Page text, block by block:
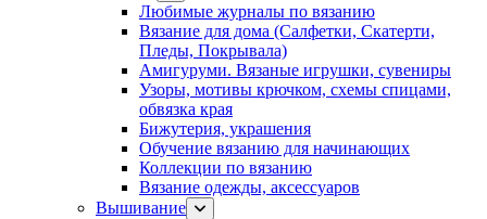
Любимые журналы по вязанию
Вязание для дома (Салфетки, Скатерти,
Пледы, Покрывала)
Амигуруми. Вязаные игрушки, сувениры
Узоры, мотивы крючком, схемы спицами,
обвязка края
Бижутерия, украшения
Обучение вязанию для начинающих
Коллекции по вязанию
Вязание одежды, аксессуаров
Вышивание